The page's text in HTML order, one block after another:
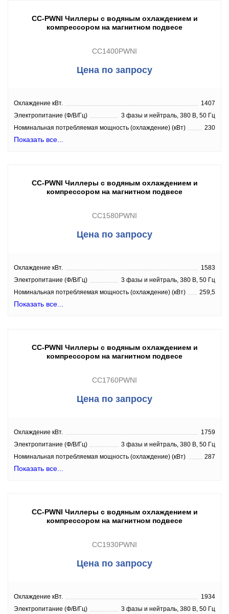
CC-PWNI Чиллеры с водяным охлаждением и
компрессором на магнитном подвесе
CC1400PWNI
Цена по запросу
Охлаждение кВт.
1407
Электропитание (Ф/В/Гц)
3 фазы и нейтраль, 380 В, 50 Гц
Номинальная потребляемая мощность (охлаждение) (кВт)
230
Показать все...
CC-PWNI Чиллеры с водяным охлаждением и
компрессором на магнитном подвесе
CC1580PWNI
Цена по запросу
Охлаждение кВт.
1583
Электропитание (Ф/В/Гц)
3 фазы и нейтраль, 380 В, 50 Гц
Номинальная потребляемая мощность (охлаждение) (кВт)
259,5
Показать все...
CC-PWNI Чиллеры с водяным охлаждением и
компрессором на магнитном подвесе
CC1760PWNI
Цена по запросу
Охлаждение кВт.
1759
Электропитание (Ф/В/Гц)
3 фазы и нейтраль, 380 В, 50 Гц
Номинальная потребляемая мощность (охлаждение) (кВт)
287
Показать все...
CC-PWNI Чиллеры с водяным охлаждением и
компрессором на магнитном подвесе
CC1930PWNI
Цена по запросу
Охлаждение кВт.
1934
Электропитание (Ф/В/Гц)
3 фазы и нейтраль, 380 В, 50 Гц